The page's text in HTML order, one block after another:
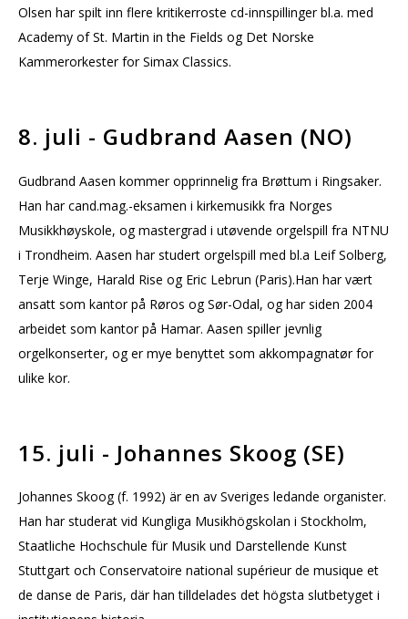
Olsen har spilt inn flere kritikerroste cd-innspillinger bl.a. med
Academy of St. Martin in the Fields og Det Norske
Kammerorkester for Simax Classics.
8. juli - Gudbrand Aasen (NO)
Gudbrand Aasen kommer opprinnelig fra Brøttum i Ringsaker.
Han har cand.mag.-eksamen i kirkemusikk fra Norges
Musikkhøyskole, og mastergrad i utøvende orgelspill fra NTNU
i Trondheim. Aasen har studert orgelspill med bl.a Leif Solberg,
Terje Winge, Harald Rise og Eric Lebrun (Paris).Han har vært
ansatt som kantor på Røros og Sør-Odal, og har siden 2004
arbeidet som kantor på Hamar. Aasen spiller jevnlig
orgelkonserter, og er mye benyttet som akkompagnatør for
ulike kor.
15. juli - Johannes Skoog (SE)
Johannes Skoog (f. 1992) är en av Sveriges ledande organister.
Han har studerat vid Kungliga Musikhögskolan i Stockholm,
Staatliche Hochschule für Musik und Darstellende Kunst
Stuttgart och Conservatoire national supérieur de musique et
de danse de Paris, där han tilldelades det högsta slutbetyget i